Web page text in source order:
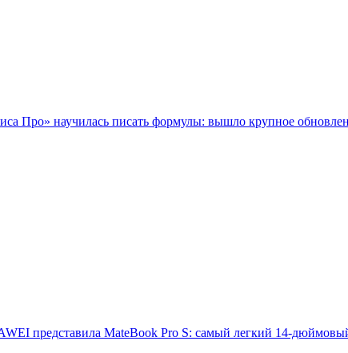
Про» научилась писать формулы: вышло крупное
представила MateBook Pro S: самый легкий 14-